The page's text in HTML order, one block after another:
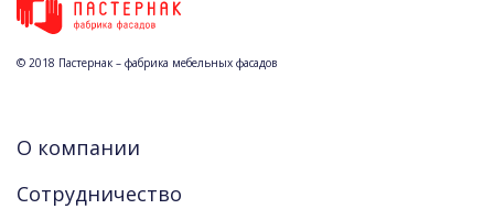
© 2018 Пастернак – фабрика мебельных фасадов
О компании
Сотрудничество